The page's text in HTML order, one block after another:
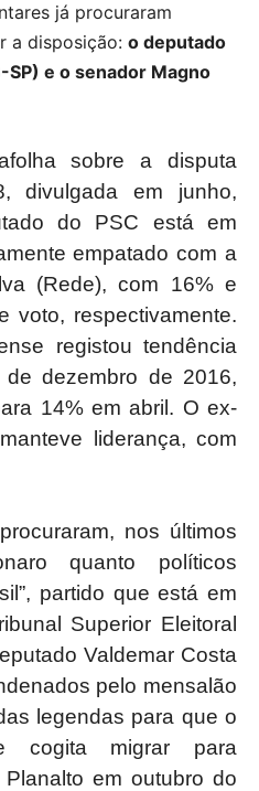
já procuraram
a disposição: o deputado
SP) e o senador Magno
sobre a disputa
divulgada em junho,
do PSC está em
empatado com a
(Rede), com 16% e
voto, respectivamente.
registou tendência
dezembro de 2016,
14% em abril. O ex-
liderança, com
nos últimos
quanto políticos
partido que está em
Superior Eleitoral
Valdemar Costa
pelo mensalão
legendas para que o
cogita migrar para
em outubro do